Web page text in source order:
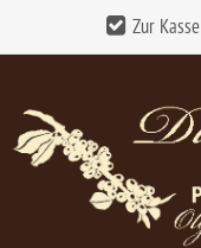
Zur Kasse